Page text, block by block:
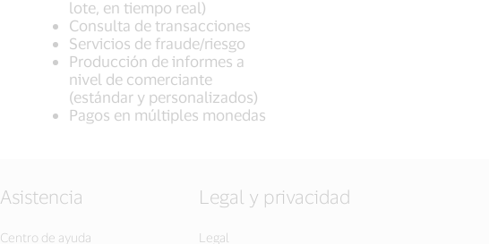
lote, en tiempo real)
Consulta de transacciones
Servicios de fraude/riesgo
Producción de informes a
nivel de comerciante
(estándar y personalizados)
Pagos en múltiples monedas
Asistencia
Centro de ayuda
Legal y privacidad
Legal